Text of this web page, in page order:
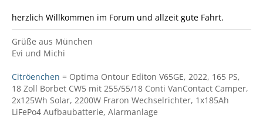
herzlich Willkommen im Forum und allzeit gute Fahrt.
Grüße aus München
Evi und Michi
Citröenchen = Optima Ontour Editon V65GE, 2022, 165 PS,
18 Zoll Borbet CW5 mit 255/55/18 Conti VanContact Camper,
2x125Wh Solar, 2200W Fraron Wechselrichter, 1x185Ah
LiFePo4 Aufbaubatterie, Alarmanlage